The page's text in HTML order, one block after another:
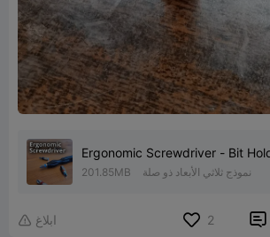
Ergonomic Screwdriver - Bit
201.85MB نموذج ثلاثي الأبعاد ذو صلة
 ابلاغ 2 